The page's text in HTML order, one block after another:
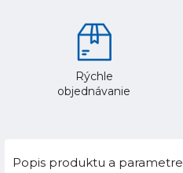
Rýchle
objednávanie
Popis produktu a parametre